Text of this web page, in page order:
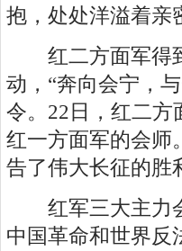
抱，处处洋溢着亲
红二方面军得到
动，“奔向会宁，
令。22日，红二方
红一方面军的会师
告了伟大长征的胜
红军三大主力会
中国革命和世界反